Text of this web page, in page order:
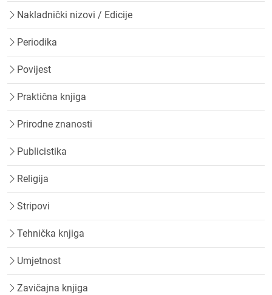
Nakladnički nizovi / Edicije
Periodika
Povijest
Praktična knjiga
Prirodne znanosti
Publicistika
Religija
Stripovi
Tehnička knjiga
Umjetnost
Zavičajna knjiga